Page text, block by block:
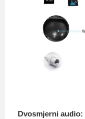
Dvosmjerni audio: